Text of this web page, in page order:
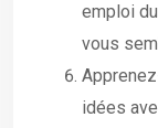
emploi
vous
idées